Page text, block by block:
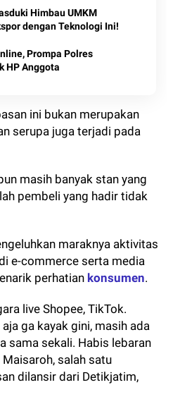
Himbau UMKM
dengan Teknologi Ini!
Prompa Polres
HP Anggota
ini bukan merupakan
serupa juga terjadi pada
masih banyak stan yang
pembeli yang hadir tidak
maraknya aktivitas
e-commerce serta media
perhatian konsumen.
live Shopee, TikTok.
ga kayak gini, masih ada
sama sekali. Habis lebaran
salah satu
dilansir dari Detikjatim,